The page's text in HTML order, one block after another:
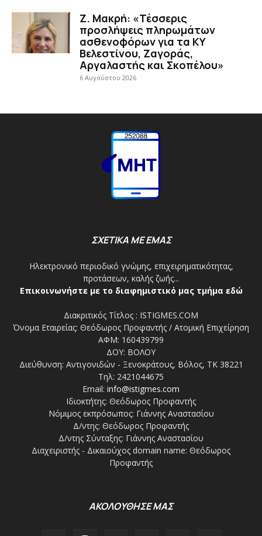
Ζ. Μακρή: «Τέσσερις
προσλήψεις πληρωμάτων
ασθενοφόρων για τα ΚΥ
Βελεστίνου, Ζαγοράς,
Αργαλαστής και Σκοπέλου»
6 Αυγούστου 2026
ΣΧΕΤΙΚΑ ΜΕ ΕΜΑΣ
Ηλεκτρονικό περιοδικό γνώμης, επιχειρηματικότητας,
προτάσεων, καλής ζωής...
Επικοινωνήστε με το διαφημιστικό μας τμήμα εδώ
Διακριτικός Τίτλος : ISTIGMES.COM
Όνομα Εταιρείας: Θεόδωρος Προφαντής / Ατομική Επιχείρηση
ΑΦΜ: 160439799
ΔΟΥ: ΒΟΛΟΥ
Διεύθυνση: Αντιγονιδών - Ξενοκράτους, Βόλος, ΤΚ 38221
Τηλ: 2421044675
Email: info@istigmes.com
Ιδιοκτήτης: Θεόδωρος Προφαντής
Νόμιμος εκπρόσωπος: Γιάννης Αναστασίου
Δ/ντης: Θεόδωρος Προφαντής
Δ/ντης Σύνταξης: Γιάννης Αναστασίου
Διαχειριστής - Δικαιούχος domain name: Θεόδωρος
Προφαντής
ΑΚΟΛΟΥΘΗΣΕ ΜΑΣ